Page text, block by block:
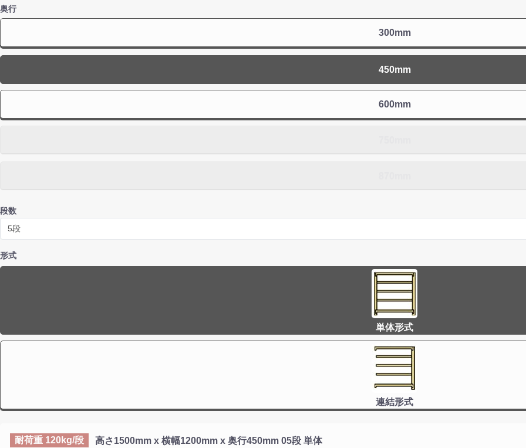
奥行
300mm
450mm
600mm
段数
形式
単体形式
連結形式
耐荷重 120kg/段 高さ1500mm x 横幅1200mm x 奥行450mm 05段 単体
無料お見積する